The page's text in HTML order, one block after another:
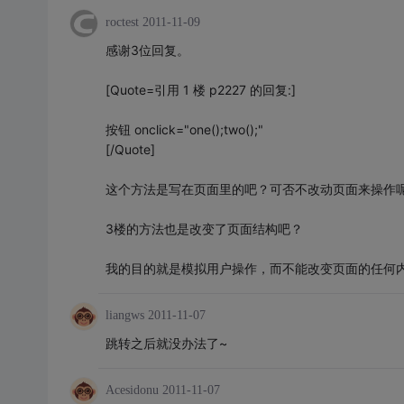
roctest 2011-11-09
感谢3位回复。
[Quote=引用 1 楼 p2227 的回复:]
按钮 onclick="one();two();"
[/Quote]
这个方法是写在页面里的吧？可否不改动页面来操作
3楼的方法也是改变了页面结构吧？
我的目的就是模拟用户操作，而不能改变页面的任何
liangws 2011-11-07
跳转之后就没办法了~
Acesidonu 2011-11-07